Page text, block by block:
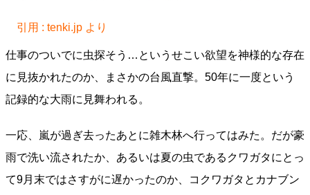
引用 : tenki.jp より
仕事のついでに虫探そう…というせこい欲望を神様的な存在
に見抜かれたのか、まさかの台風直撃。50年に一度という
記録的な大雨に見舞われる。
一応、嵐が過ぎ去ったあとに雑木林へ行ってはみた。だが豪
雨で洗い流されたか、あるいは夏の虫であるクワガタにとっ
て9月末ではさすがに遅かったのか、コクワガタとカナブン